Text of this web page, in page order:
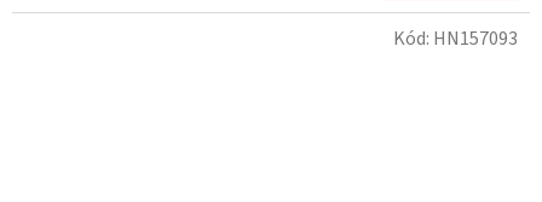
Kód: HN157093